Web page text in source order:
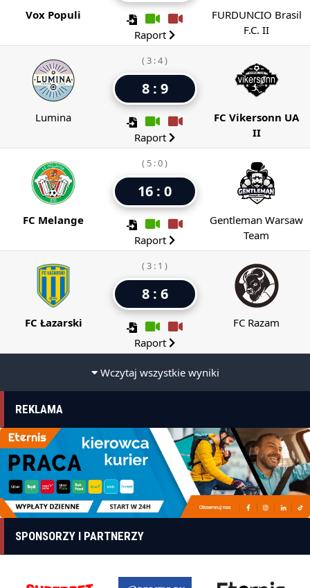
Vox Populi
Raport
FURDUNCIO Brasil
F.C. II
Lumina
( 3 : 4 )
8 : 9
Raport
FC Vikersonn UA
II
FC Melange
( 5 : 0 )
16 : 0
Raport
Gentleman Warsaw
Team
FC Łazarski
( 3 : 1 )
8 : 6
Raport
FC Razam
Wczytaj wszystkie wyniki
REKLAMA
SPONSORZY I PARTNERZY